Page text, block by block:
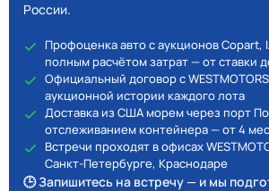
России.
Профоценка авто с аукционов Copart,
полным расчётом затрат — от ставки
Официальный договор с
аукционной истории каждого лота
Доставка из США морем через порт
отслеживанием контейнера — от 4
Встречи проходят в офисах
Санкт-Петербурге, Краснодаре
🕒 Запишитесь на встречу — и мы